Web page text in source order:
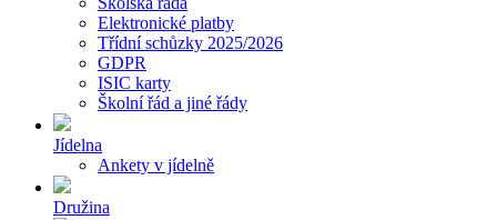
Elektronické platby
Třídní schůzky 2025/2026
GDPR
ISIC karty
Školní řád a jiné řády
Jídelna
Ankety v jídelně
Družina